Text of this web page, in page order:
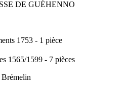
DE GUÉHENNO
1753 - 1 pièce
1565/1599 - 7 pièces